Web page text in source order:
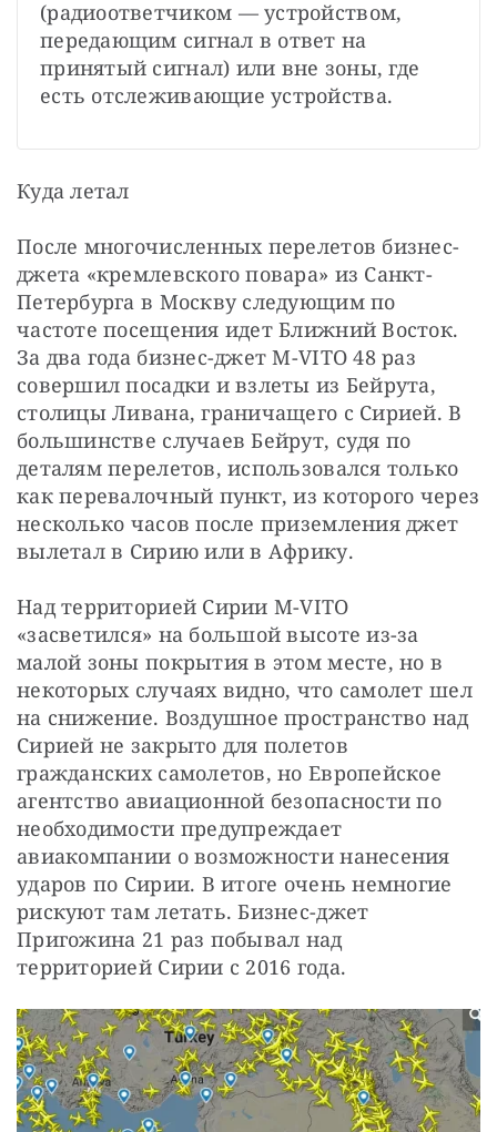
(радиоответчиком — устройством,
передающим сигнал в ответ на
принятый сигнал) или вне зоны, где
есть отслеживающие устройства.
Куда летал
После многочисленных перелетов бизнес-
джета «кремлевского повара» из Санкт-
Петербурга в Москву следующим по
частоте посещения идет Ближний Восток.
За два года бизнес-джет M-VITO 48 раз
совершил посадки и взлеты из Бейрута,
столицы Ливана, граничащего с Сирией. В
большинстве случаев Бейрут, судя по
деталям перелетов, использовался только
как перевалочный пункт, из которого через
несколько часов после приземления джет
вылетал в Сирию или в Африку.
Над территорией Сирии M-VITO
«засветился» на большой высоте из-за
малой зоны покрытия в этом месте, но в
некоторых случаях видно, что самолет шел
на снижение. Воздушное пространство над
Сирией не закрыто для полетов
гражданских самолетов, но Европейское
агентство авиационной безопасности по
необходимости предупреждает
авиакомпании о возможности нанесения
ударов по Сирии. В итоге очень немногие
рискуют там летать. Бизнес-джет
Пригожина 21 раз побывал над
территорией Сирии с 2016 года.